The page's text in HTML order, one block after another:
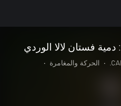
دمية فستان لالا الوردي
• الحركة والمغامرة
•